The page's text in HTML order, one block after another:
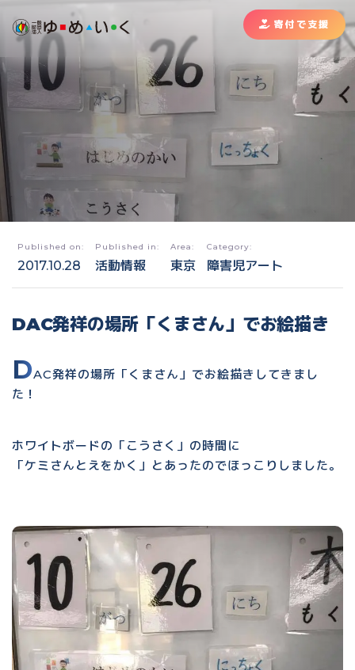
寄付で支援
Published on:
2017.10.28
Published in:
活動情報
Area:
東京
Category:
障害児アート
DAC発祥の場所「くまさん」でお絵描き
DAC発祥の場所「くまさん」でお絵描きしてきまし
た！
ホワイトボードの「こうさく」の時間に
「ケミさんとえをかく」とあったのでほっこりしました。